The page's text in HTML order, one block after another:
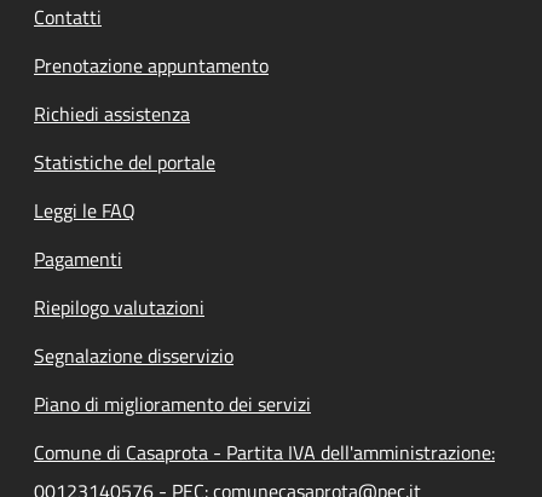
Contatti
Prenotazione appuntamento
Richiedi assistenza
Statistiche del portale
Leggi le FAQ
Pagamenti
Riepilogo valutazioni
Segnalazione disservizio
Piano di miglioramento dei servizi
Comune di Casaprota - Partita IVA dell'amministrazione:
00123140576 - PEC: comunecasaprota@pec.it